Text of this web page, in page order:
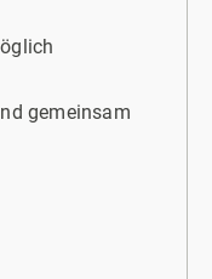
gemeinsam